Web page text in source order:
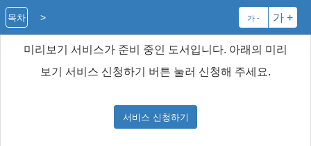
> 가 - 가 +
목차
미리보기 서비스가 준비 중인 도서입니다. 아래의 미리
보기 서비스 신청하기 버튼 눌러 신청해 주세요.
서비스 신청하기